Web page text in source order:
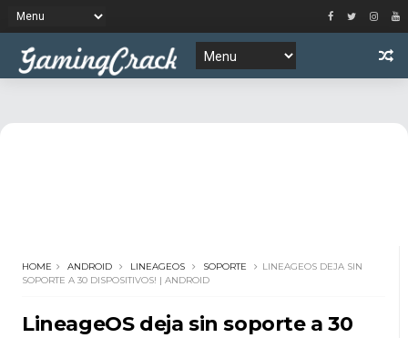
HOME ANDROID LINEAGEOS SOPORTE
LINEAGEOS DEJA SIN
SOPORTE A 30 DISPOSITIVOS! | ANDROID
LineageOS deja sin soporte a 30